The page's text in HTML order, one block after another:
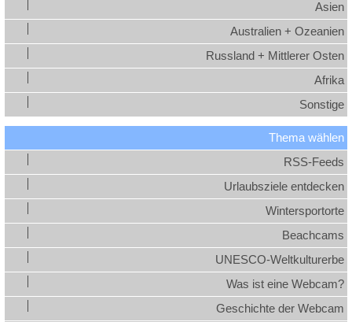
Asien
Australien + Ozeanien
Russland + Mittlerer Osten
Afrika
Sonstige
Thema wählen
RSS-Feeds
Urlaubsziele entdecken
Wintersportorte
Beachcams
UNESCO-Weltkulturerbe
Was ist eine Webcam?
Geschichte der Webcam